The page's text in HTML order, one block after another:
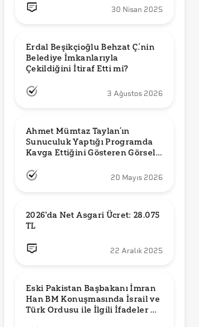
30 Nisan 2025
Erdal Beşikçioğlu Behzat Ç.’nin
Belediye İmkanlarıyla
3 Ağustos 2026
Ahmet Mümtaz Taylan’ın
Sunuculuk Yaptığı Programda
Kavga Ettiğini Gösteren Görsel
20 Mayıs 2026
2026'da Net Asgari Ücret: 28.075
TL
22 Aralık 2025
Eski Pakistan Başbakanı İmran
Han BM Konuşmasında İsrail ve
Türk Ordusu ile İlgili İfadeler mi